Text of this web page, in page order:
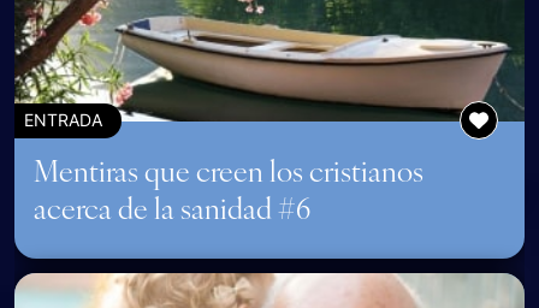
ENTRADA
Mentiras que creen los cristianos
acerca de la sanidad #6